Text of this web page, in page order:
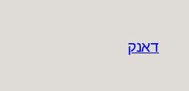
דאנק